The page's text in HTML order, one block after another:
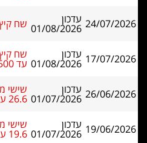
24/07/2026 עדכון
01/08/2026 שח קיץ 3
17/07/2026 עדכון
01/08/2026 עד 1500 לשנת 26
26/06/2026 עדכון
01/07/2026
שישי
26.6 עד 1500
19/06/2026 עדכון
01/07/2026
שישי
19.6 עד 1500